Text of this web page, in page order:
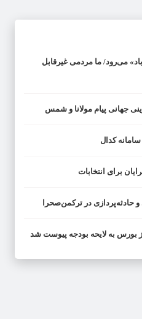
می‌رود/ ما مردمی غیرقابل
برای انتخابات
حادثه‌پردازی در ترکمن‌صحرا